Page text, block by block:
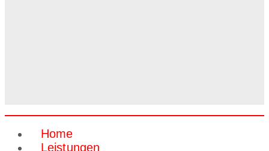
Home
Leistungen